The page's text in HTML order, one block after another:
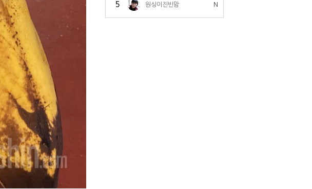
5 원싱이진빈맘 N